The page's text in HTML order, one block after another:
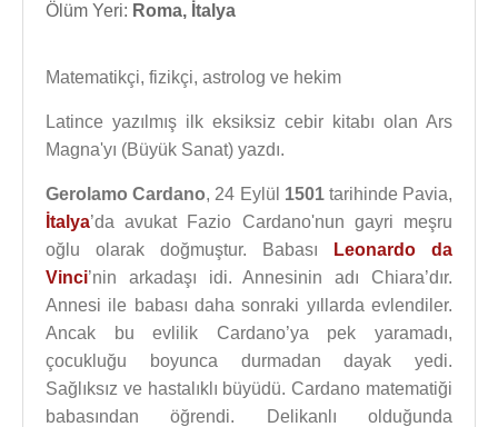
Ölüm Yeri: Roma, İtalya
Matematikçi, fizikçi, astrolog ve hekim
Latince yazılmış ilk eksiksiz cebir kitabı olan Ars
Magna'yı (Büyük Sanat) yazdı.
Gerolamo Cardano, 24 Eylül 1501tarihinde Pavia,
İtalya’da avukat Fazio Cardano'nun gayri meşru
oğlu olarak doğmuştur. Babası
Leonardo da
Vinci’nin arkadaşı idi. Annesinin adı Chiara’dır.
Annesi ile babası daha sonraki yıllarda evlendiler.
Ancak bu evlilik Cardano’ya pek yaramadı,
çocukluğu boyunca durmadan dayak yedi.
Sağlıksız ve hastalıklı büyüdü. Cardano matematiği
babasından öğrendi. Delikanlı olduğunda